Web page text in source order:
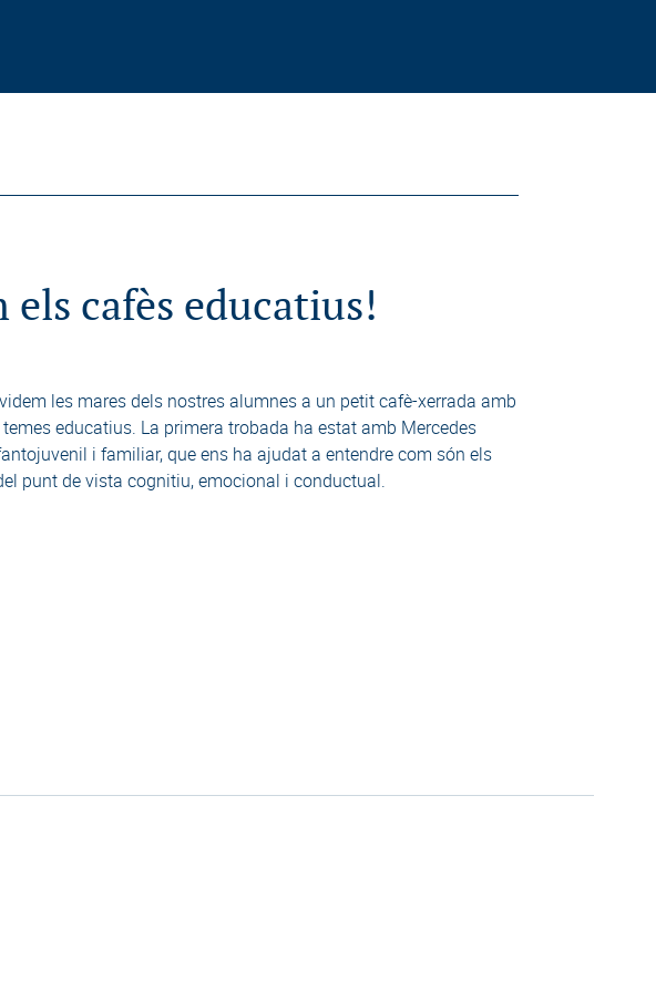
els cafès educatius!
les mares dels nostres alumnes a un petit cafè-xerrada amb
educatius. La primera trobada ha estat amb Mercedes
i familiar, que ens ha ajudat a entendre com són els
punt de vista cognitiu, emocional i conductual.